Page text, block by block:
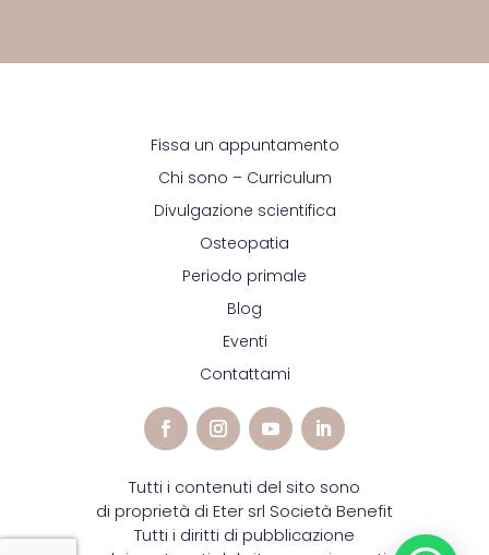
Fissa un appuntamento
Chi sono – Curriculum
Divulgazione scientifica
Osteopatia
Periodo primale
Blog
Eventi
Contattami
Tutti i contenuti del sito sono
di proprietà di Eter srl Società Benefit
Tutti i diritti di pubblicazione